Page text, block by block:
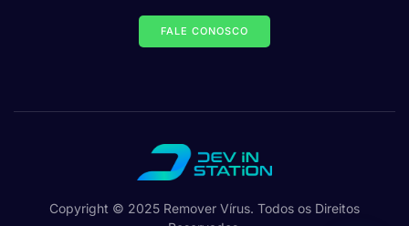
FALE CONOSCO
Copyright © 2025 Remover Vírus. Todos os Direitos